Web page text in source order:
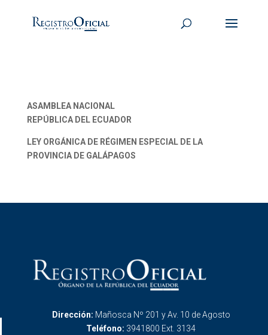
ASAMBLEA NACIONAL
REPÚBLICA DEL ECUADOR
LEY ORGÁNICA DE RÉGIMEN ESPECIAL DE LA
PROVINCIA DE GALÁPAGOS
Dirección: Mañosca Nº 201 y Av. 10 de Agosto
Teléfono: 3941800 Ext. 3134